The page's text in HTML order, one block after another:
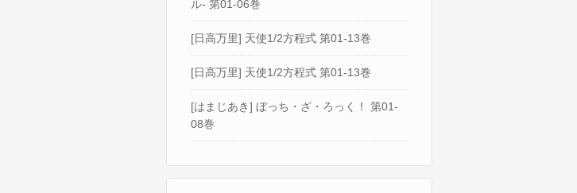
ル- 第01-06巻
[日高万里] 天使1/2方程式 第01-13巻
[日高万里] 天使1/2方程式 第01-13巻
[はまじあき] ぼっち・ざ・ろっく！ 第01-
08巻